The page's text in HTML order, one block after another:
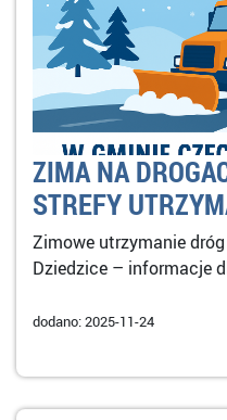
ZIMA NA
STREFY
Zimowe utrzymanie
Dziedzice – informacje
dodano: 2025-11-24